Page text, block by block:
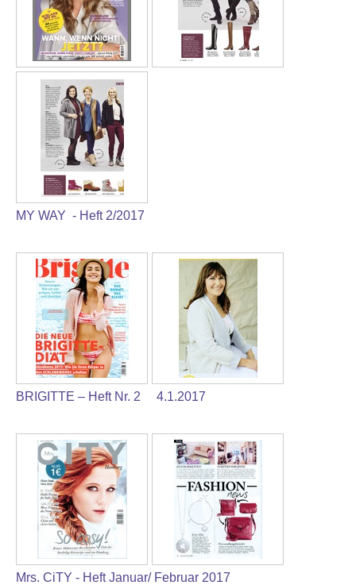
MY WAY - Heft 2/2017
BRIGITTE – Heft Nr. 2 4.1.2017
Mrs. CiTY - Heft Januar/ Februar 2017